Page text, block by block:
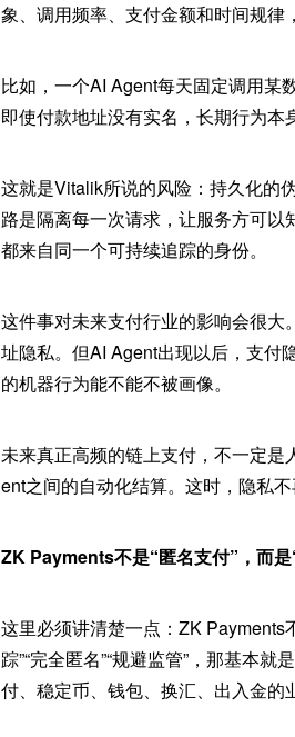
象、调用频率、支付金额和时间规律
比如，一个AI Agent每天固定调用某
即使付款地址没有实名，长期行为本
这就是Vitalik所说的风险：持久化的
路是隔离每一次请求，让服务方可以
都来自同一个可持续追踪的身份。
这件事对未来支付行业的影响会很
址隐私。但AI Agent出现以后，支付
的机器行为能不能不被画像。
未来真正高频的链上支付，不一定
ent之间的自动化结算。这时，隐私
ZK Payments不是“匿名支付”，而
这里必须讲清楚一点：ZK Payments
踪”“完全匿名”“规避监管”，那基本
付、稳定币、钱包、换汇、出入金的